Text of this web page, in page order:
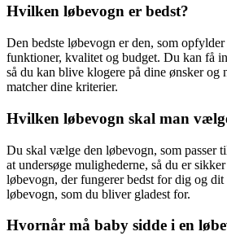
Hvilken løbevogn er bedst?
Den bedste løbevogn er den, som
funktioner, kvalitet og budget. Du kan få
så du kan blive klogere på dine ønsker og
matcher dine kriterier.
Hvilken løbevogn skal man
Du skal vælge den løbevogn, som passer
at undersøge mulighederne, så du er
løbevogn, der fungerer bedst for dig og dit
løbevogn, som du bliver gladest for.
Hvornår må baby sidde i en